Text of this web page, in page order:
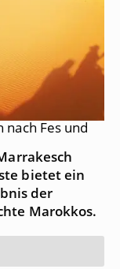
Fes und
bietet ein
der
Marokkos.